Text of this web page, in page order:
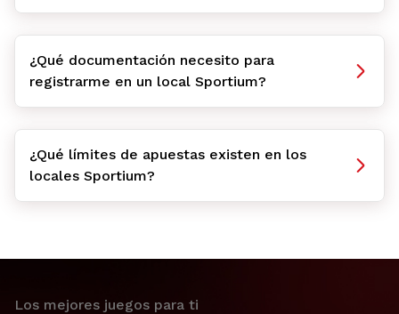
¿Qué documentación necesito para
registrarme en un local Sportium?
¿Qué límites de apuestas existen en los
locales Sportium?
Los mejores juegos para ti